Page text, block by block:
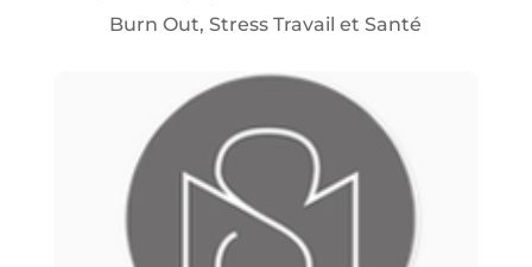
Burn Out,Stress Travail et Santé